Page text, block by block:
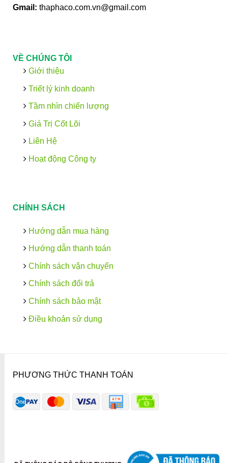
Gmail: thaphaco.com.vn@gmail.com
VỀ CHÚNG TÔI
Giới thiệu
Triết lý kinh doanh
Tầm nhìn chiến lượng
Giá Trị Cốt Lõi
Liên Hệ
Hoạt động Công ty
CHÍNH SÁCH
Hướng dẫn mua hàng
Hướng dẫn thanh toán
Chính sách vận chuyển
Chính sách đổi trả
Chính sách bảo mật
Điều khoản sử dụng
PHƯƠNG THỨC THANH TOÁN